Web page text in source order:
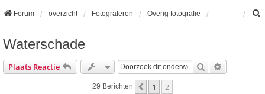
Forum overzicht Fotograferen Overig fotografie
Waterschade
Plaats Reactie Zoek
29 Berichten Vorige
1 2